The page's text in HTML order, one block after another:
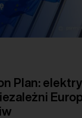
Plan: